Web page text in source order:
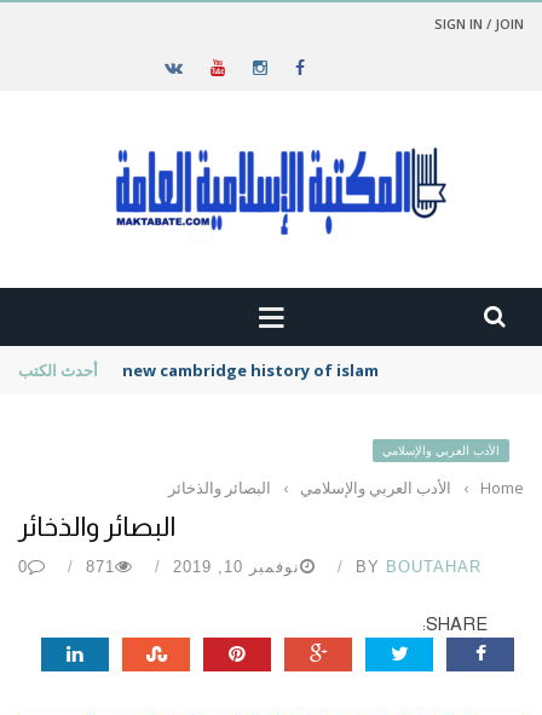
SIGN IN / JOIN
أحدث الكتب new cambridge history of islam
الأدب العربي والإسلامي
Home
› الأدب العربي والإسلامي › البصائر والذخائر
البصائر والذخائر
BY BOUTAHAR نوفمبر 10, 2019 871
0
SHARE: